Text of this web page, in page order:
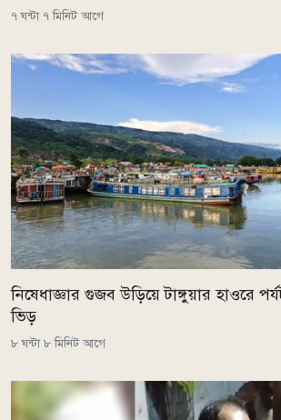
৭ ঘন্টা ৭ মিনিট আগে
নিষেধাজ্ঞার গুজব উড়িয়ে টাঙ্গুয়ার হাওরে
ভিড়
৮ ঘন্টা ৮ মিনিট আগে